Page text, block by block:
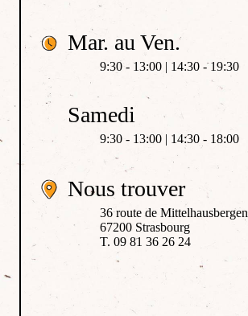
Mar. au Ven.
9:30 - 13:00 | 14:30 - 19:30
Samedi
9:30 - 13:00 | 14:30 - 18:00
Nous trouver
36 route de Mittelhausbergen
67200 Strasbourg
T. 09 81 36 26 24